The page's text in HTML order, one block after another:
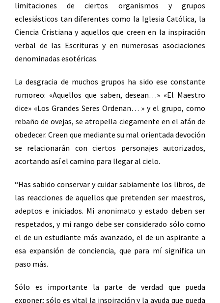
limitaciones de ciertos organismos y grupos
eclesiásticos tan diferentes como la Iglesia Católica, la
Ciencia Cristiana y aquellos que creen en la inspiración
verbal de las Escrituras y en numerosas asociaciones
denominadas esotéricas.
La desgracia de muchos grupos ha sido ese constante
rumoreo: «Aquellos que saben, desean…» «El Maestro
dice» «Los Grandes Seres Ordenan… » y el grupo, como
rebaño de ovejas, se atropella ciegamente en el afán de
obedecer. Creen que mediante su mal orientada devoción
se relacionarán con ciertos personajes autorizados,
acortando así el camino para llegar al cielo.
“Has sabido conservar y cuidar sabiamente los libros, de
las reacciones de aquellos que pretenden ser maestros,
adeptos e iniciados. Mi anonimato y estado deben ser
respetados, y mi rango debe ser considerado sólo como
el de un estudiante más avanzado, el de un aspirante a
esa expansión de conciencia, que para mí significa un
paso más.
Sólo es importante la parte de verdad que pueda
exponer; sólo es vital la inspiración y la ayuda que pueda